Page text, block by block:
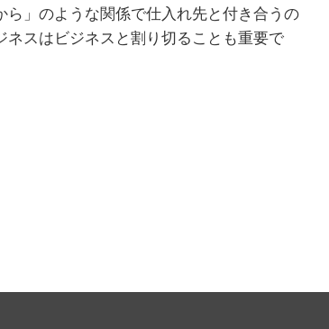
」のような関係で仕入れ先と付き合うの
スはビジネスと割り切ることも重要で